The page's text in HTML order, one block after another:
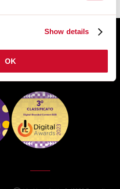
Show details
OK